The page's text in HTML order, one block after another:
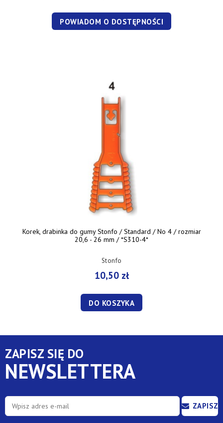
POWIADOM O DOSTĘPNOŚCI
Korek, drabinka do gumy Stonfo / Standard / No 4 / rozmiar
20,6 - 26 mm / *S310-4*
Stonfo
10,50 zł
DO KOSZYKA
ZAPISZ SIĘ DO
NEWSLETTERA
ZAPISZ